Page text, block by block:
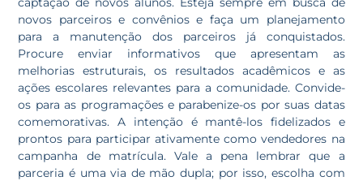
novos parceiros e convênios e faça um planejamento
para a manutenção dos parceiros já conquistados.
Procure enviar informativos que apresentam as
melhorias estruturais, os resultados acadêmicos e as
ações escolares relevantes para a comunidade. Convide-
os para as programações e parabenize-os por suas datas
comemorativas. A intenção é mantê-los fidelizados e
prontos para participar ativamente como vendedores na
campanha de matrícula. Vale a pena lembrar que a
parceria é uma via de mão dupla; por isso, escolha com